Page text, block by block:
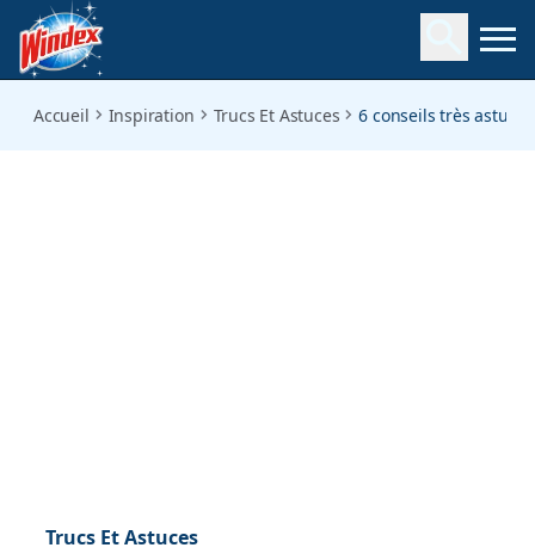
6-super-smart-spring-cleaning-tips
Accueil Inspiration Trucs Et Astuces 6 conseils très
Trucs Et Astuces